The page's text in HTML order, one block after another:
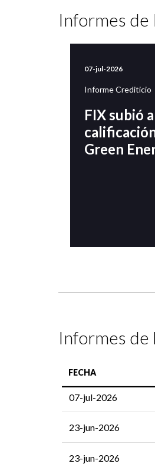
Informes de
07-jul-2026
Informe Crediticio
FIX subió
Green
Informes de
FECHA
07-jul-2026
23-jun-2026
23-jun-2026